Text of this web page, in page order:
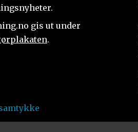
gis ut under
.